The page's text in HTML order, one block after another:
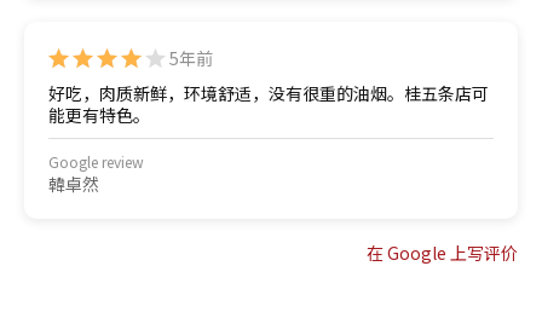
5年前
好吃，肉质新鲜，环境舒适，没有很重的油烟。桂五条店可
能更有特色。
Google review
韓卓然
在 Google 上写评价